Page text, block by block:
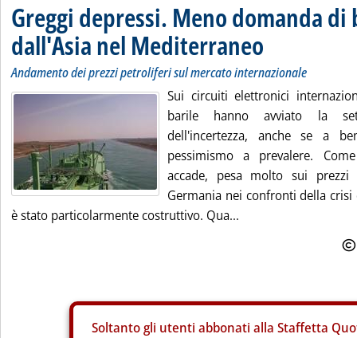
Greggi depressi. Meno domanda di
dall'Asia nel Mediterraneo
Andamento dei prezzi petroliferi sul mercato internazionale
Sui circuiti elettronici
barile hanno avviato la
dell'incertezza, anche se a
pessimismo a prevalere.
accade, pesa molto sui prezzi
Germania nei confronti della
è stato particolarmente costruttivo. Qua...
Soltanto gli utenti abbonati alla Staffetta